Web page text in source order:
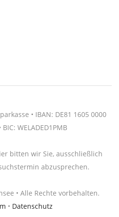
• IBAN: DE81 1605 0000
WELADED1PMB
bitten wir Sie, ausschließlich
abzusprechen.
• Alle Rechte vorbehalten.
• Datenschutz